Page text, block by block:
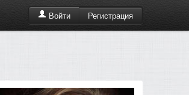
Войти Регистрация